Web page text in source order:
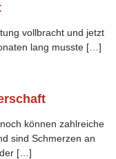
s
vollbracht und jetzt
lang musste […]
können zahlreiche
sind Schmerzen an
[…]